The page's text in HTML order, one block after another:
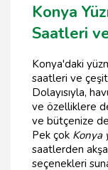
Konya
Saatleri
Konya'daki
saatleri ve
Dolayısıyla,
ve özelliklere
ve bütçenize
Pek çok Konya
saatlerden
seçenekleri